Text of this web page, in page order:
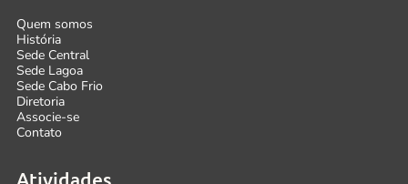
Quem somos
História
Sede Central
Sede Lagoa
Sede Cabo Frio
Diretoria
Associe-se
Contato